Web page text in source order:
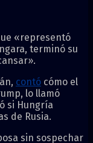
«representó
terminó su
contó cómo el
lo llamó
si Hungría
de Rusia.
sin sospechar